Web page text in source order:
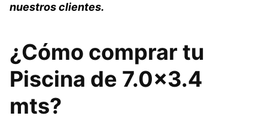
nuestros clientes.
¿Cómo comprar tu
Piscina de 7.0×3.4
mts?